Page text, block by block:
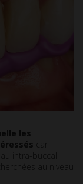
les
intra-buccal
au niveau